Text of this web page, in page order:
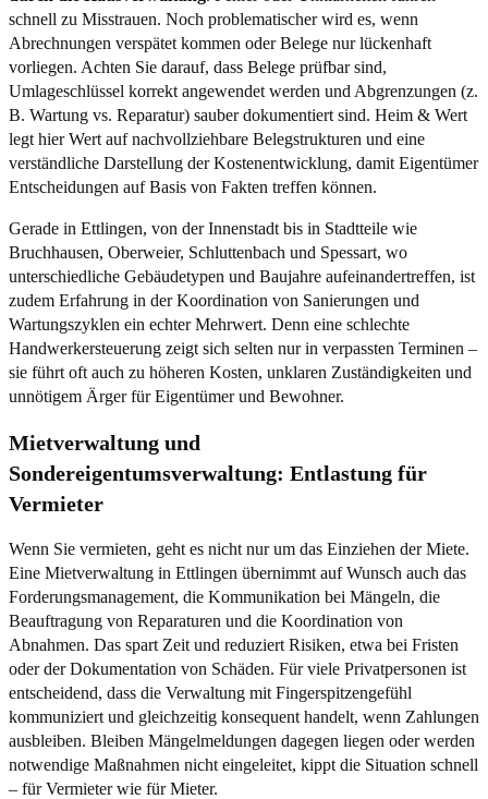
schnell zu Misstrauen. Noch problematischer wird es, wenn
Abrechnungen verspätet kommen oder Belege nur lückenhaft
vorliegen. Achten Sie darauf, dass Belege prüfbar sind,
Umlageschlüssel korrekt angewendet werden und Abgrenzungen (z.
B. Wartung vs. Reparatur) sauber dokumentiert sind. Heim & Wert
legt hier Wert auf nachvollziehbare Belegstrukturen und eine
verständliche Darstellung der Kostenentwicklung, damit Eigentümer
Entscheidungen auf Basis von Fakten treffen können.
Gerade in Ettlingen, von der Innenstadt bis in Stadtteile wie
Bruchhausen, Oberweier, Schluttenbach und Spessart, wo
unterschiedliche Gebäudetypen und Baujahre aufeinandertreffen, ist
zudem Erfahrung in der Koordination von Sanierungen und
Wartungszyklen ein echter Mehrwert. Denn eine schlechte
Handwerkersteuerung zeigt sich selten nur in verpassten Terminen –
sie führt oft auch zu höheren Kosten, unklaren Zuständigkeiten und
unnötigem Ärger für Eigentümer und Bewohner.
Mietverwaltung und
Sondereigentumsverwaltung: Entlastung für
Vermieter
Wenn Sie vermieten, geht es nicht nur um das Einziehen der Miete.
Eine Mietverwaltung in Ettlingen übernimmt auf Wunsch auch das
Forderungsmanagement, die Kommunikation bei Mängeln, die
Beauftragung von Reparaturen und die Koordination von
Abnahmen. Das spart Zeit und reduziert Risiken, etwa bei Fristen
oder der Dokumentation von Schäden. Für viele Privatpersonen ist
entscheidend, dass die Verwaltung mit Fingerspitzengefühl
kommuniziert und gleichzeitig konsequent handelt, wenn Zahlungen
ausbleiben. Bleiben Mängelmeldungen dagegen liegen oder werden
notwendige Maßnahmen nicht eingeleitet, kippt die Situation schnell
– für Vermieter wie für Mieter.